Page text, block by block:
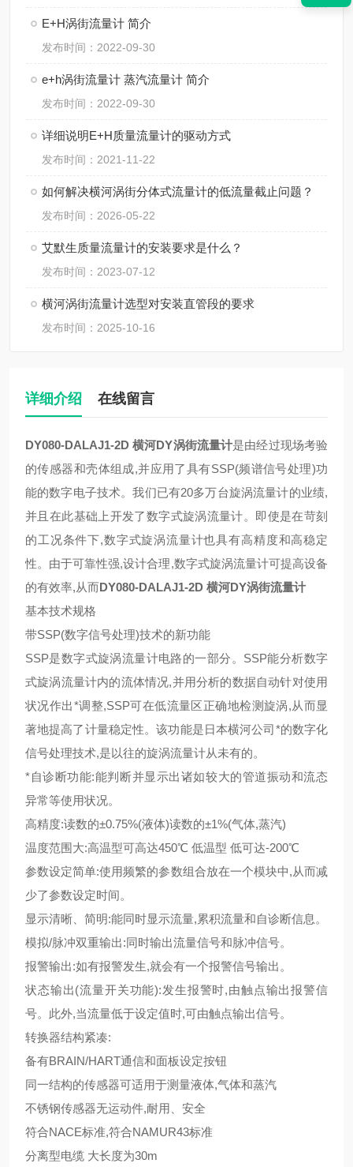
E+H涡街流量计 简介
发布时间：2022-09-30
e+h涡街流量计 蒸汽流量计 简介
发布时间：2022-09-30
详细说明E+H质量流量计的驱动方式
发布时间：2021-11-22
如何解决横河涡街分体式流量计的低流量截止问题？
发布时间：2026-05-22
艾默生质量流量计的安装要求是什么？
发布时间：2023-07-12
横河涡街流量计选型对安装直管段的要求
发布时间：2025-10-16
详细介绍 在线留言
DY080-DALAJ1-2D 横河DY涡街流量计是由经过现场考验
的传感器和壳体组成,并应用了具有SSP(频谱信号处理)功
能的数字电子技术。我们已有20多万台旋涡流量计的业绩,
并且在此基础上开发了数字式旋涡流量计。即使是在苛刻
的工况条件下,数字式旋涡流量计也具有高精度和高稳定
性。由于可靠性强,设计合理,数字式旋涡流量计可提高设备
的有效率,从而DY080-DALAJ1-2D 横河DY涡街流量计
基本技术规格
带SSP(数字信号处理)技术的新功能
SSP是数字式旋涡流量计电路的一部分。SSP能分析数字
式旋涡流量计内的流体情况,并用分析的数据自动针对使用
状况作出*调整,SSP可在低流量区正确地检测旋涡,从而显
著地提高了计量稳定性。该功能是日本横河公司*的数字化
信号处理技术,是以往的旋涡流量计从未有的。
*自诊断功能:能判断并显示出诸如较大的管道振动和流态
异常等使用状况。
高精度:读数的±0.75%(液体)读数的±1%(气体,蒸汽)
温度范围大:高温型可高达450℃ 低温型 低可达-200℃
参数设定简单:使用频繁的参数组合放在一个模块中,从而减
少了参数设定时间。
显示清晰、简明:能同时显示流量,累积流量和自诊断信息。
模拟/脉冲双重输出:同时输出流量信号和脉冲信号。
报警输出:如有报警发生,就会有一个报警信号输出。
状态输出(流量开关功能):发生报警时,由触点输出报警信
号。此外,当流量低于设定值时,可由触点输出信号。
转换器结构紧凑:
备有BRAIN/HART通信和面板设定按钮
同一结构的传感器可适用于测量液体,气体和蒸汽
不锈钢传感器无运动件,耐用、安全
符合NACE标准,符合NAMUR43标准
分离型电缆 大长度为30m